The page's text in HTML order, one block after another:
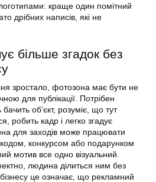
краще один помітний
дрібних написів, які не
більше згадок без
зростало, фотозона має бути не
для публікації. Потрібен
бачить обʼєкт, розуміє, що тут
робить кадр і легко згадує
для заходів може працювати
конкурсом або подарунком
мотив все одно візуальний.
людина ділиться ним без
це означає, що рекламний